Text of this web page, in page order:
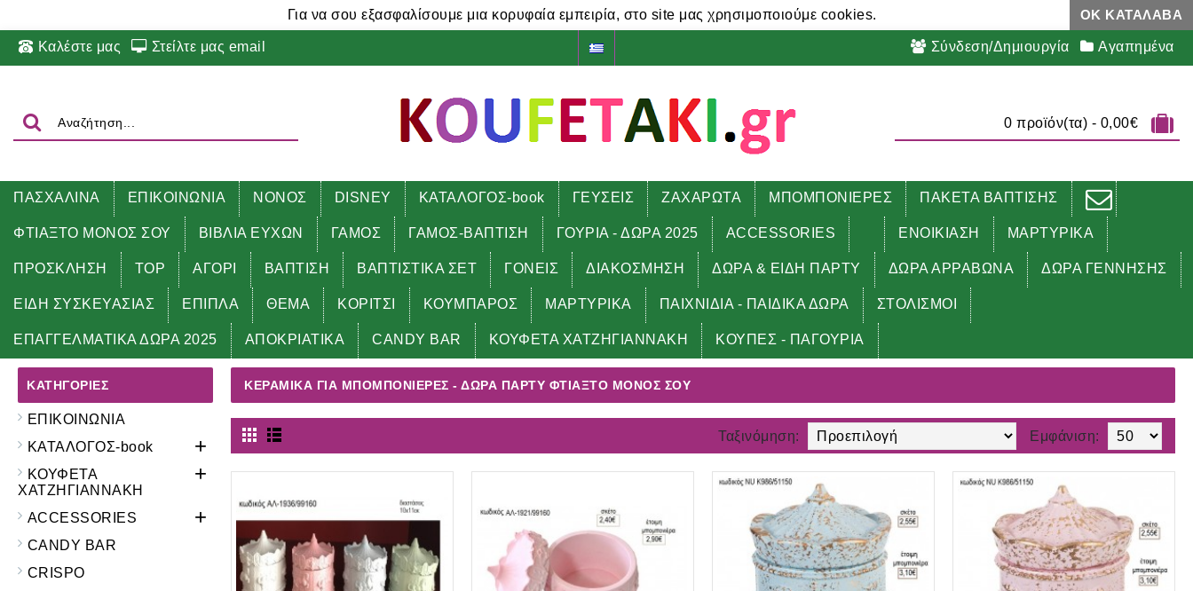
Για να σου εξασφαλίσουμε μια κορυφαία εμπειρία, στο site μας χρησιμοποιούμε cookies. ΟΚ ΚΑΤΆΛΑΒΑ
Καλέστε μας Στείλτε μας email Σύνδεση/Δημιουργία Αγαπημένα
0 προϊόν(τα) - 0,00€
ΠΑΣΧΑΛΙΝΑ ΕΠΙΚΟΙΝΩΝΙΑ ΝΟΝΟΣ DISNEY ΚΑΤΑΛΟΓΟΣ-book ΓΕΥΣΕΙΣ ΖΑΧΑΡΩΤΑ ΜΠΟΜΠΟΝΙΕΡΕΣ ΠΑΚΕΤΑ ΒΑΠΤΙΣΗΣ
ΦΤΙΑΞΤΟ ΜΟΝΟΣ ΣΟΥ ΒΙΒΛΙΑ ΕΥΧΩΝ ΓΑΜΟΣ ΓΑΜΟΣ-ΒΑΠΤΙΣΗ ΓΟΥΡΙΑ - ΔΩΡΑ 2025 ACCESSORIES ΕΝΟΙΚΙΑΣΗ ΜΑΡΤΥΡΙΚΑ
ΠΡΟΣΚΛΗΣΗ TOP ΑΓΟΡΙ ΒΑΠΤΙΣΗ ΒΑΠΤΙΣΤΙΚΑ ΣΕΤ ΓΟΝΕΙΣ ΔΙΑΚΟΣΜΗΣΗ ΔΩΡΑ & ΕΙΔΗ ΠΑΡΤΥ ΔΩΡΑ ΑΡΡΑΒΩΝΑ ΔΩΡΑ ΓΕΝΝΗΣΗΣ
ΕΙΔΗ ΣΥΣΚΕΥΑΣΙΑΣ ΕΠΙΠΛΑ ΘΕΜΑ ΚΟΡΙΤΣΙ ΚΟΥΜΠΑΡΟΣ ΜΑΡΤΥΡΙΚΑ ΠΑΙΧΝΙΔΙΑ - ΠΑΙΔΙΚΑ ΔΩΡΑ ΣΤΟΛΙΣΜΟΙ
ΕΠΑΓΓΕΛΜΑΤΙΚΑ ΔΩΡΑ 2025 ΑΠΟΚΡΙΑΤΙΚΑ CANDY BAR ΚΟΥΦΕΤΑ ΧΑΤΖΗΓΙΑΝΝΑΚΗ ΚΟΥΠΕΣ - ΠΑΓΟΥΡΙΑ
Αρχική ΦΤΙΑΞΤΟ ΜΟΝΟΣ ΣΟΥ ΚΕΡΑΜΙΚΑ για μπομπονιέρες - δώρα πάρτυ φτιάξτο μόνος σου
ΚΑΤΗΓΟΡΊΕΣ
ΕΠΙΚΟΙΝΩΝΙΑ
ΚΑΤΑΛΟΓΟΣ-book
+
ΚΟΥΦΕΤΑ
ΧΑΤΖΗΓΙΑΝΝΑΚΗ
+
ACCESSORIES +
CANDY BAR
CRISPO
ΚΕΡΑΜΙΚΑ ΓΙΑ ΜΠΟΜΠΟΝΙΈΡΕΣ - ΔΏΡΑ ΠΆΡΤΥ ΦΤΙΆΞΤΟ ΜΌΝΟΣ ΣΟΥ
Εμφάνιση:
Ταξινόμηση: